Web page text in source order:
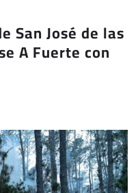
San José de las
A Fuerte con